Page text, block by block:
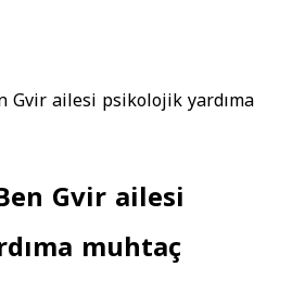
Gvir ailesi psikolojik yardıma
Gvir ailesi
muhtaç